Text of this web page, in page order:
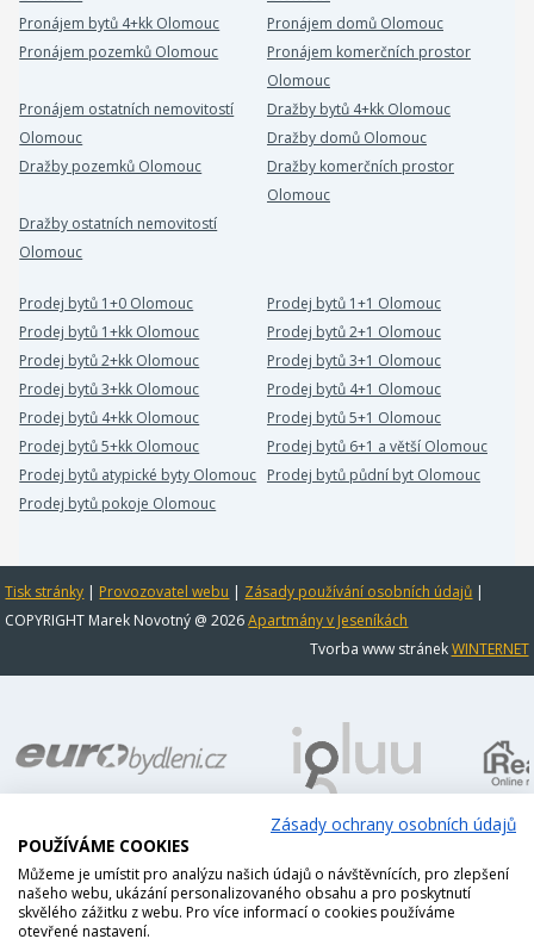
Pronájem bytů 4+kk Olomouc
Pronájem domů Olomouc
Pronájem pozemků Olomouc
Pronájem komerčních prostor
Olomouc
Pronájem ostatních nemovitostí
Olomouc
Dražby bytů 4+kk Olomouc
Dražby domů Olomouc
Dražby pozemků Olomouc
Dražby komerčních prostor
Olomouc
Dražby ostatních nemovitostí
Olomouc
Prodej bytů 1+0 Olomouc
Prodej bytů 1+1 Olomouc
Prodej bytů 1+kk Olomouc
Prodej bytů 2+1 Olomouc
Prodej bytů 2+kk Olomouc
Prodej bytů 3+1 Olomouc
Prodej bytů 3+kk Olomouc
Prodej bytů 4+1 Olomouc
Prodej bytů 4+kk Olomouc
Prodej bytů 5+1 Olomouc
Prodej bytů 5+kk Olomouc
Prodej bytů 6+1 a větší Olomouc
Prodej bytů atypické byty Olomouc Prodej bytů půdní byt Olomouc
Prodej bytů pokoje Olomouc
Tisk stránky | Provozovatel webu | Zásady používání osobních údajů |
COPYRIGHT Marek Novotný @ 2026Apartmány v Jeseníkách
Tvorba www stránekWINTERNET
Zásady ochrany osobních údajů
POUŽÍVÁME COOKIES
Můžeme je umístit pro analýzu našich údajů o návštěvnících, pro zlepšení
našeho webu, ukázání personalizovaného obsahu a pro poskytnutí
skvělého zážitku z webu. Pro více informací o cookies používáme
otevřené nastavení.